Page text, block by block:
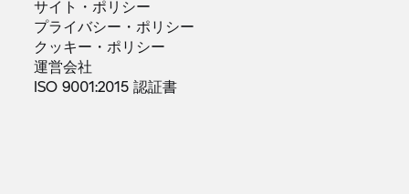
サイト・ポリシー
プライバシー・ポリシー
クッキー・ポリシー
運営会社
ISO 9001:2015認証書